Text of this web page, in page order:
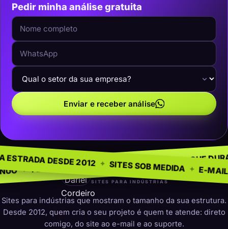
Pedir minha análise gratuita
Enviar e receber análise
INDÚSTRIAS ✦ PRESENÇA QUE DURA SEM
✦ NA ESTRADA DESDE 2012 ✦ SITES SOB
darleicordeiro
SITES PARA INDÚSTRIAS
Sites para indústrias que mostram o tamanho da sua estrutura.
Desde 2012, quem cria o seu projeto é quem te atende: direto
comigo, do site ao e-mail e ao suporte.